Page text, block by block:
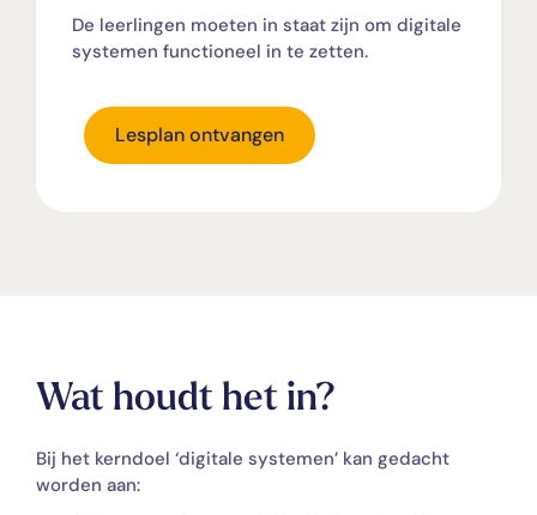
De leerlingen moeten in staat zijn om digitale
systemen functioneel in te zetten.
Lesplan ontvangen
Wat houdt het in?
Bij het kerndoel ‘digitale systemen’ kan gedacht
worden aan: